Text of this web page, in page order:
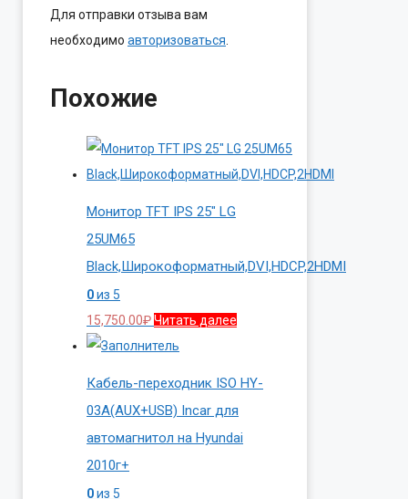
Для отправки отзыва вам
необходимо авторизоваться
Похожие
Монитор TFT IPS 25″ LG
25UM65
Black,Широкоформатный,DVI,HDCP,2HDMI
0из 5
15,750.00₽Читать далее
Кабель-переходник ISO HY-
03A(AUX+USB) Incar для
автомагнитол на Hyundai
2010г+
0из 5